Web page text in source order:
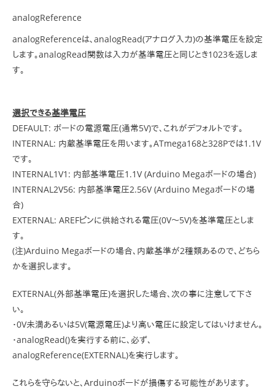
analogReference
analogReferenceは、analogRead(アナログ入力)の基準電圧を設定
します。analogRead関数は入力が基準電圧と同じとき1023を返しま
す。
選択できる基準電圧
DEFAULT: ボードの電源電圧(通常5V)で、これがデフォルトです。
INTERNAL: 内蔵基準電圧を用います。ATmega168と328Pでは1.1V
です。
INTERNAL1V1: 内部基準電圧1.1V (Arduino Megaボードの場合)
INTERNAL2V56: 内部基準電圧2.56V (Arduino Megaボードの場
合)
EXTERNAL: AREFピンに供給される電圧(0V～5V)を基準電圧としま
す。
(注)Arduino Megaボードの場合、内蔵基準が2種類あるので、どちら
かを選択します。
EXTERNAL(外部基準電圧)を選択した場合、次の事に注意して下さ
い。
・0V未満あるいは5V(電源電圧)より高い電圧に設定してはいけません。
・analogRead()を実行する前に、必ず、
analogReference(EXTERNAL)を実行します。
これらを守らないと、Arduinoボードが損傷する可能性があります。